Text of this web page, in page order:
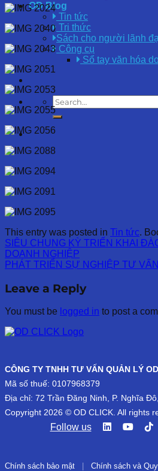
OD Blog
Tin tức
Tri thức
Sách cho người lãnh
Công cụ
Sổ tay văn hóa
This entry was posted in Tin tức.
SIÊU CHUNG KỲ TRIỂN KHAI
DOANH NGHIỆP
PHÁT TRIỂN SỰ NGHIỆP TƯ
Leave a Reply
You must be logged in to post a
CÔNG TY TNHH TƯ VẤN QUẢN LÝ
Mã số thuế: 0107968379
Địa chỉ: 72 Trần Đăng Ninh, P. Nghĩa
Copyright 2026 © OD CLICK. All rights
Follow us
Chính sách bảo mật Chính sách và